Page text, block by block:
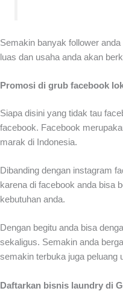
Semakin banyak follower
luas dan usaha anda akan
Promosi di grub facebook
Siapa disini yang tidak tau
facebook. Facebook
marak di Indonesia.
Dibanding dengan instagram
karena di facebook anda bisa
kebutuhan anda.
Dengan begitu anda bisa
sekaligus. Semakin anda
semakin terbuka juga peluang
Daftarkan bisnis laundry di